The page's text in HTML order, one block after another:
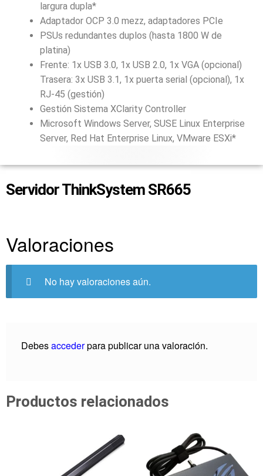
largura dupla*
Adaptador OCP 3.0 mezz, adaptadores PCIe
PSUs redundantes duplos (hasta 1800 W de
platina)
Frente: 1x USB 3.0, 1x USB 2.0, 1x VGA (opcional)
Trasera: 3x USB 3.1, 1x puerta serial (opcional), 1x
RJ-45 (gestión)
Gestión Sistema XClarity Controller
Microsoft Windows Server, SUSE Linux Enterprise
Server, Red Hat Enterprise Linux, VMware ESXi*
Servidor ThinkSystem SR665
Valoraciones
No hay valoraciones aún.
Debesaccederpara publicar una valoración.
Productos relacionados